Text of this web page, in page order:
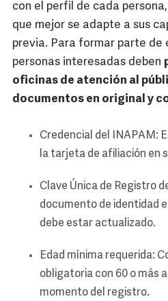
con el perfil de cada
que mejor se adapte a sus
previa. Para formar parte de
personas interesadas deben
oficinas de atención al
documentos en original y
Credencial del INAPAM:
la tarjeta de afiliación en
Clave Única de Registro
documento de identidad
debe estar actualizado.
Edad mínima requerida:
obligatoria con 60 o más
momento del registro.